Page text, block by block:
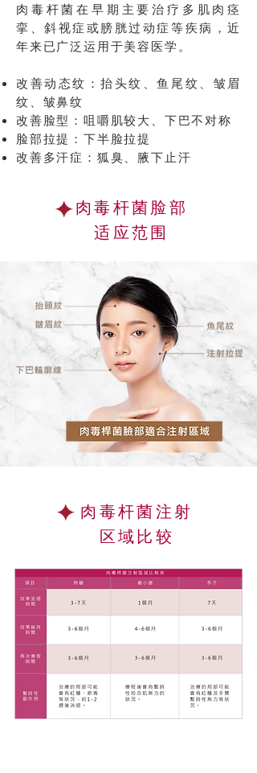
肉毒杆菌在早期主要治疗多肌肉痉
挛、斜视症或膀胱过动症等疾病，近
年来已广泛运用于美容医学。
改善动态纹：抬头纹、鱼尾纹、皱眉
纹、皱鼻纹
改善脸型：咀嚼肌较大、下巴不对称
脸部拉提：下半脸拉提
改善多汗症：狐臭、腋下止汗
​肉毒杆菌脸部
适应范围
肉毒杆菌注射
区域比较